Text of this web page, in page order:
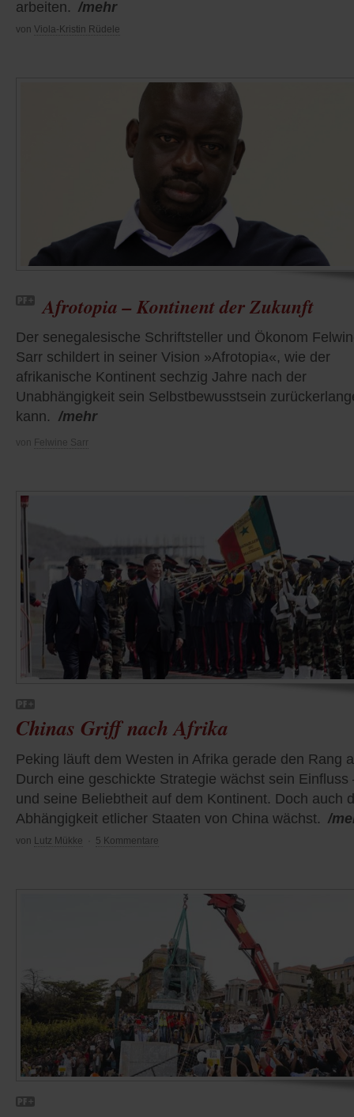
arbeiten. /mehr
von Viola-Kristin Rüdele
Afrotopia – Kontinent der Zukunft
Der senegalesische Schriftsteller und Ökonom
Sarr schildert in seiner Vision »Afrotopia«, wie der
afrikanische Kontinent sechzig Jahre nach der
Unabhängigkeit sein Selbstbewusstsein
kann. /mehr
von Felwine Sarr
Chinas Griff nach Afrika
Peking läuft dem Westen in Afrika gerade den Rang
Durch eine geschickte Strategie wächst sein Einfluss
und seine Beliebtheit auf dem Kontinent. Doch auch
Abhängigkeit etlicher Staaten von China wächst. /
von Lutz Mükke 5 Kommentare